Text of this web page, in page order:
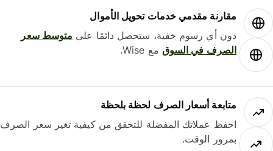
مقارنة مقدمي خدمات تحويل الأموال
دون أي رسوم خفية، ستحصل دائمًا علىمتوسط ​​سعر
الصرف في السوقمع Wise.
متابعة أسعار الصرف لحظة بلحظة
احفظ عملاتك المفضلة للتحقق من كيفية تغير سعر الصرف
بمرور الوقت.